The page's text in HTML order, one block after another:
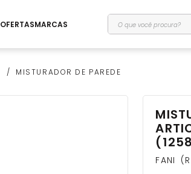
OFERTASMARCAS O que você
MISTURADOR DE PAREDE
FANI